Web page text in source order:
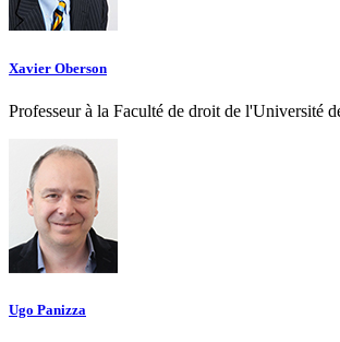
Xavier Oberson
Professeur à la Faculté de droit de l'Université
Ugo Panizza